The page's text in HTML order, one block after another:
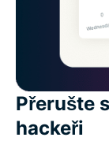
Přerušte
hackeři